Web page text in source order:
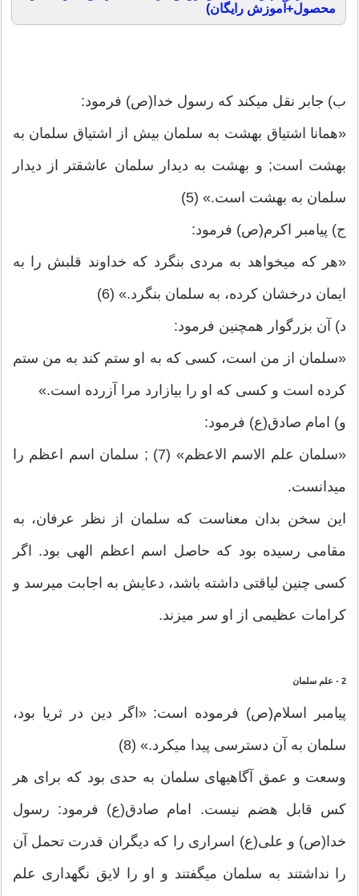
محصول+آموزش رایگان)
ب) جابر نقل می‏کند که رسول خدا(ص) فرمود:
«همانا اشتیاق بهشت‏ به سلمان بیش از اشتیاق سلمان به
بهشت است; و بهشت‏ به دیدار سلمان عاشق‏تر از دیدار
سلمان به بهشت است.» (5)
ج) پیامبر اکرم(ص) فرمود:
«هر که می‏خواهد به مردی بنگرد که خداوند قلبش را به
ایمان درخشان کرده، به سلمان بنگرد.» (6)
د) آن بزرگوار همچنین فرمود:
«سلمان از من است، کسی که به او ستم کند به من ستم
کرده است و کسی که او را بیازارد مرا آزرده است.»
و) امام صادق(ع) فرمود:
«سلمان علم الاسم الاعظم‏» (7) ; سلمان اسم اعظم را
می‏دانست.
این سخن بدان معناست که سلمان از نظر عرفان، به
مقامی رسیده بود که حاصل اسم اعظم الهی بود. اگر
کسی چنین لیاقتی داشته باشد، دعایش به اجابت می‏رسد و
کرامات عظیمی از او سر می‏زند.
2 - علم سلمان
پیامبر اسلام(ص) فرموده است: «اگر دین در ثریا بود،
سلمان به آن دسترسی پیدا می‏کرد.» (8)
وسعت و عمق آگاهیهای سلمان به حدی بود که برای هر
کس قابل هضم نیست. امام صادق(ع) فرمود: رسول
خدا(ص) و علی(ع) اسراری را که دیگران قدرت تحمل آن
را نداشتند به سلمان می‏گفتند و او را لایق نگهداری علم